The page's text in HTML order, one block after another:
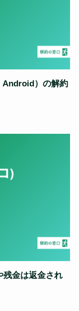
Android）の解約
残金は返金され